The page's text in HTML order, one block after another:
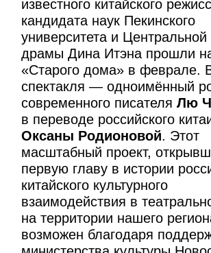
известного китайского
кандидата наук Пекинского
университета и
драмы Дина Итэна прошли
«Старого дома» в феврале.
спектакля — одноимённый
современного писателяЛю
в переводе российского
Оксаны Родионовой. Этот
масштабный проект,
первую главу в истории
китайского культурного
взаимодействия в
на территории нашего
возможен благодаря